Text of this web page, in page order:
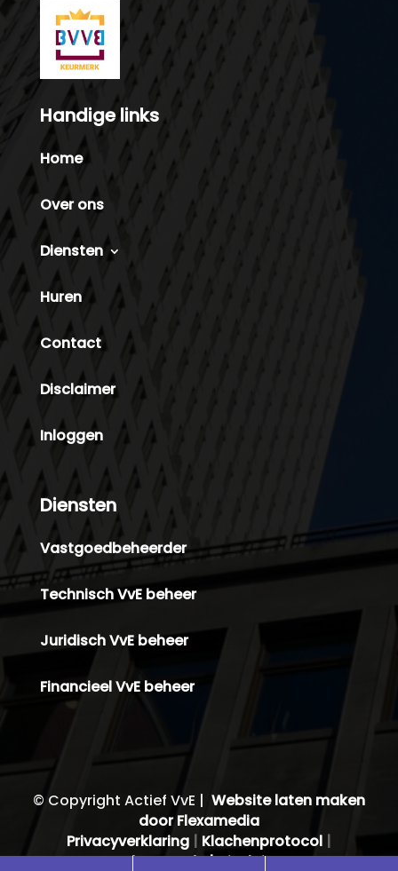
Handige links
Home
Over ons
Diensten
Huren
Contact
Disclaimer
Inloggen
Diensten
Vastgoedbeheerder
Technisch VvE beheer
Juridisch VvE beheer
Financieel VvE beheer
© Copyright Actief VvE | Website laten maken
door Flexamedia
Privacyverklaring | Klachenprotocol |
Gedragscode |Disclaimer